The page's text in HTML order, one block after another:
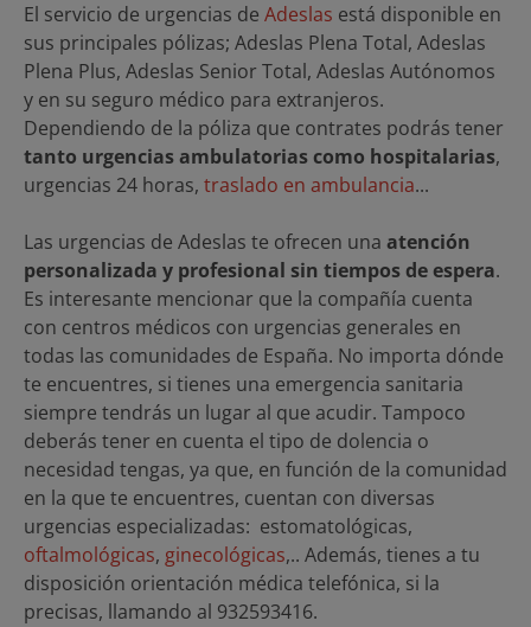
El servicio de urgencias de Adeslas está disponible en
sus principales pólizas; Adeslas Plena Total, Adeslas
Plena Plus, Adeslas Senior Total, Adeslas Autónomos
y en su seguro médico para extranjeros.
Dependiendo de la póliza que contrates podrás tener
tanto urgencias ambulatorias como hospitalarias,
urgencias 24 horas, traslado en ambulancia...
Las urgencias de Adeslas te ofrecen una atención
personalizada y profesional sin tiempos de espera.
Es interesante mencionar que la compañía cuenta
con centros médicos con urgencias generales en
todas las comunidades de España. No importa dónde
te encuentres, si tienes una emergencia sanitaria
siempre tendrás un lugar al que acudir. Tampoco
deberás tener en cuenta el tipo de dolencia o
necesidad tengas, ya que, en función de la comunidad
en la que te encuentres, cuentan con diversas
urgencias especializadas: estomatológicas,
oftalmológicas, ginecológicas,.. Además, tienes a tu
disposición orientación médica telefónica, si la
precisas, llamando al 932593416.